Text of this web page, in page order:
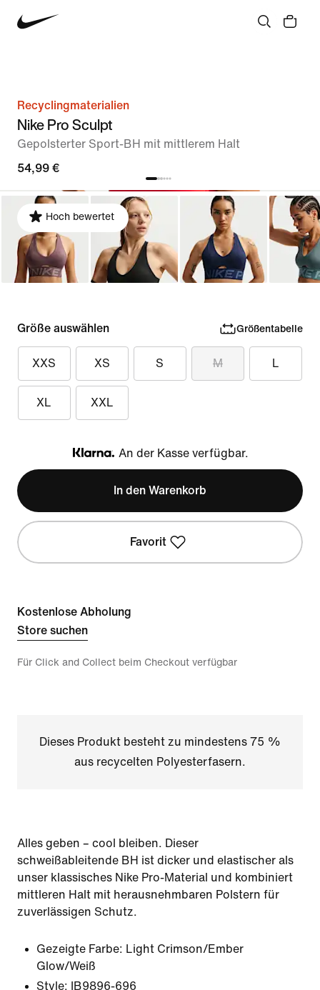
Recyclingmaterialien
Nike Pro Sculpt
Gepolsterter Sport-BH mit mittlerem Halt
54,99 €
Hoch bewertet
Größe auswählen Größentabelle
XXS XS S M L
XL XXL
Klarna
An der Kasse verfügbar.
In den Warenkorb
Favorit
Kostenlose Abholung
Store suchen
Für Click and Collect beim Checkout verfügbar
Dieses Produkt besteht zu mindestens 75 %
aus recycelten Polyesterfasern.
Alles geben – cool bleiben. Dieser
schweißableitende BH ist dicker und elastischer als
unser klassisches Nike Pro-Material und kombiniert
mittleren Halt mit herausnehmbaren Polstern für
zuverlässigen Schutz.
Gezeigte Farbe: Light Crimson/Ember
Glow/Weiß
Style:
IB9896-696